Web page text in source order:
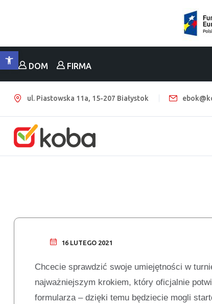
DOM FIRMA
ul. Piastowska 11a, 15-207 Białystok
16 LUTEGO 2021
Chcecie sprawdzić swoje umiejętności w
najważniejszym krokiem, który oficjalnie
formularza – dzięki temu będziecie mogli
Otwórz pasek narzędzi